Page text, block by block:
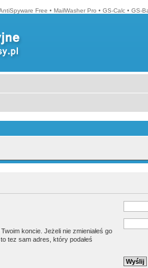
Free • MailWasher Pro • GS-Calc • GS-
koncie. Jeżeli nie zmieniałeś go
tez sam adres, który podałeś